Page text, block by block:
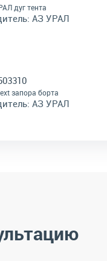
дуг тента
АЗ УРАЛ
запора борта
АЗ УРАЛ